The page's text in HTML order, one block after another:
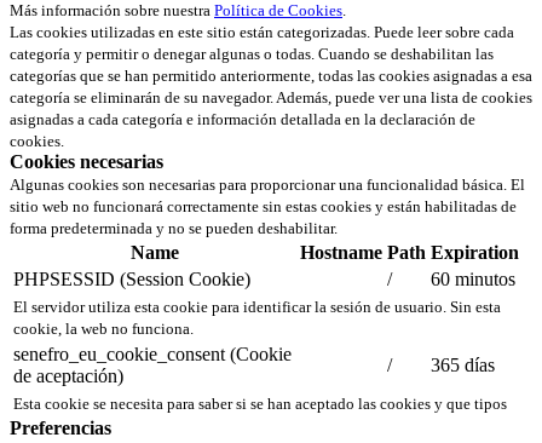
Más información sobre nuestra Política de Cookies.
Las cookies utilizadas en este sitio están categorizadas. Puede leer sobre cada
categoría y permitir o denegar algunas o todas. Cuando se deshabilitan las
categorías que se han permitido anteriormente, todas las cookies asignadas a esa
categoría se eliminarán de su navegador. Además, puede ver una lista de cookies
asignadas a cada categoría e información detallada en la declaración de
cookies.
Cookies necesarias
Algunas cookies son necesarias para proporcionar una funcionalidad básica. El
sitio web no funcionará correctamente sin estas cookies y están habilitadas de
forma predeterminada y no se pueden deshabilitar.
Name Hostname Path Expiration
PHPSESSID (Session Cookie)
/ 60 minutos
El servidor utiliza esta cookie para identificar la sesión de usuario. Sin esta
cookie, la web no funciona.
senefro_eu_cookie_consent (Cookie
de aceptación)
/ 365 días
Esta cookie se necesita para saber si se han aceptado las cookies y que tipos
Preferencias